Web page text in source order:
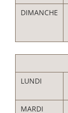
DIMANCHE
LUNDI
MARDI